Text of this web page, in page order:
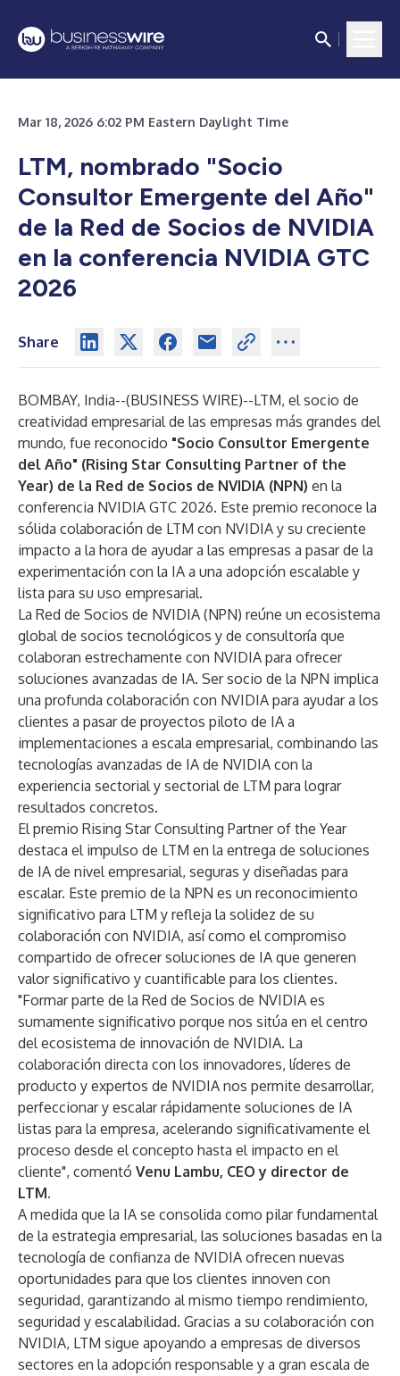
Mar 18, 2026 6:02 PM Eastern Daylight Time
LTM, nombrado "Socio
Consultor Emergente del Año"
de la Red de Socios de NVIDIA
en la conferencia NVIDIA GTC
2026
Share
BOMBAY, India--(BUSINESS WIRE)--LTM, el socio de
creatividad empresarial de las empresas más grandes del
mundo, fue reconocido "Socio Consultor Emergente
del Año" (Rising Star Consulting Partner of the
Year) de la Red de Socios de NVIDIA (NPN) en la
conferencia NVIDIA GTC 2026. Este premio reconoce la
sólida colaboración de LTM con NVIDIA y su creciente
impacto a la hora de ayudar a las empresas a pasar de la
experimentación con la IA a una adopción escalable y
lista para su uso empresarial.
La Red de Socios de NVIDIA (NPN) reúne un ecosistema
global de socios tecnológicos y de consultoría que
colaboran estrechamente con NVIDIA para ofrecer
soluciones avanzadas de IA. Ser socio de la NPN implica
una profunda colaboración con NVIDIA para ayudar a los
clientes a pasar de proyectos piloto de IA a
implementaciones a escala empresarial, combinando las
tecnologías avanzadas de IA de NVIDIA con la
experiencia sectorial y sectorial de LTM para lograr
resultados concretos.
El premio Rising Star Consulting Partner of the Year
destaca el impulso de LTM en la entrega de soluciones
de IA de nivel empresarial, seguras y diseñadas para
escalar. Este premio de la NPN es un reconocimiento
significativo para LTM y refleja la solidez de su
colaboración con NVIDIA, así como el compromiso
compartido de ofrecer soluciones de IA que generen
valor significativo y cuantificable para los clientes.
"Formar parte de la Red de Socios de NVIDIA es
sumamente significativo porque nos sitúa en el centro
del ecosistema de innovación de NVIDIA. La
colaboración directa con los innovadores, líderes de
producto y expertos de NVIDIA nos permite desarrollar,
perfeccionar y escalar rápidamente soluciones de IA
listas para la empresa, acelerando significativamente el
proceso desde el concepto hasta el impacto en el
cliente", comentó Venu Lambu, CEO y director de
LTM.
A medida que la IA se consolida como pilar fundamental
de la estrategia empresarial, las soluciones basadas en la
tecnología de confianza de NVIDIA ofrecen nuevas
oportunidades para que los clientes innoven con
seguridad, garantizando al mismo tiempo rendimiento,
seguridad y escalabilidad. Gracias a su colaboración con
NVIDIA, LTM sigue apoyando a empresas de diversos
sectores en la adopción responsable y a gran escala de